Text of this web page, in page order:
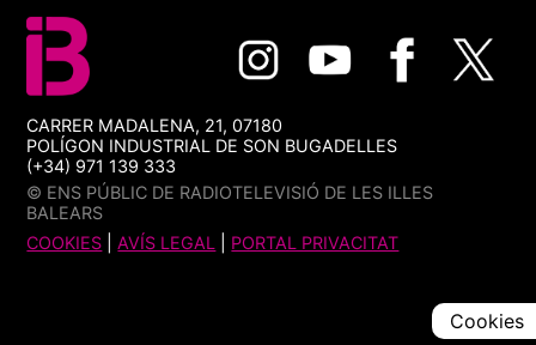
CARRER MADALENA, 21, 07180
POLÍGON INDUSTRIAL DE SON BUGADELLES
(+34) 971 139 333
© ENS PÚBLIC DE RADIOTELEVISIÓ DE LES ILLES
BALEARS
COOKIES |AVÍS LEGAL PORTAL PRIVACITAT
Cookies